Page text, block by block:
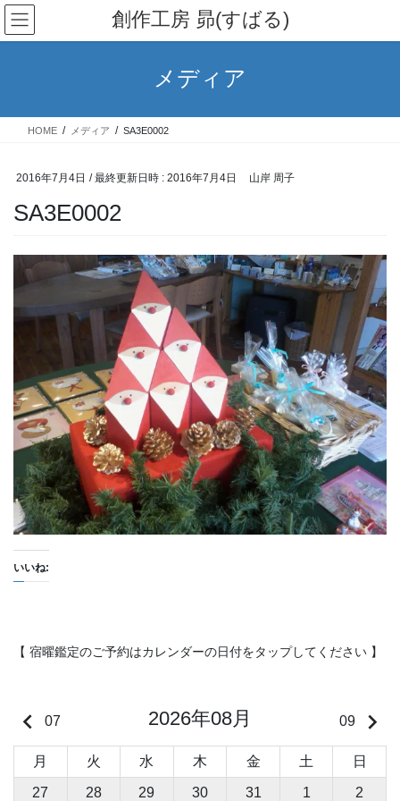
コ
ン
テ
ス
ナ
ビ
ゲ
ン
創作工房 昴(すばる)
メディア
HOME メディア SA3E0002
2016年7月4日 / 最終更新日時 : 2016年7月4日 山岸 周子
SA3E0002
いいね:
【 宿曜鑑定のご予約はカレンダーの日付をタップしてください 】
keyboard_arrow_left 07 2026年08月 09 keyboard_arrow_right
月 火 水 木 金 土 日
27 28 29 30 31 1 2